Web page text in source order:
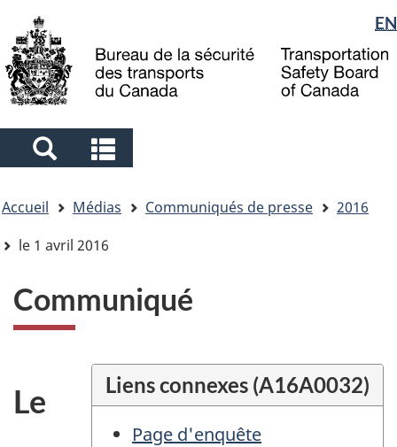
to
main
to
"About
government"
à
la
Sélection
de
la
langue
EN
Search
and
menus
and
menus
êtes
ici
Accueil Médias Communiqués de presse
2016
le 1 avril 2016
Communiqué
Liens connexes (A16A0032)
Page d'enquête
Le